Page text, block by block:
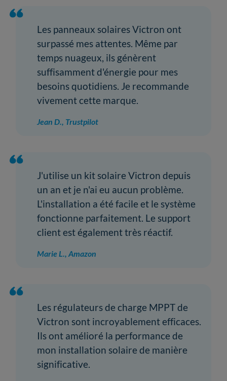
Les panneaux solaires Victron ont
surpassé mes attentes. Même par
temps nuageux, ils génèrent
suffisamment d'énergie pour mes
besoins quotidiens. Je recommande
vivement cette marque.
Jean D., Trustpilot
J'utilise un kit solaire Victron depuis
un an et je n'ai eu aucun problème.
L'installation a été facile et le système
fonctionne parfaitement. Le support
client est également très réactif.
Marie L., Amazon
Les régulateurs de charge MPPT de
Victron sont incroyablement efficaces.
Ils ont amélioré la performance de
mon installation solaire de manière
significative.